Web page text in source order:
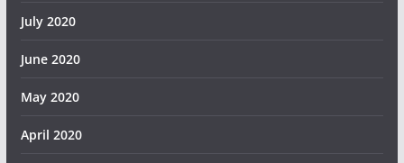
July 2020
June 2020
May 2020
April 2020